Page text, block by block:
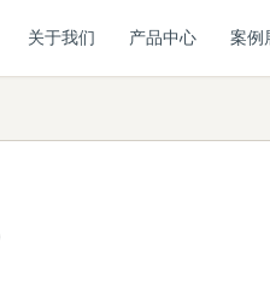
关于我们 产品中心 案例